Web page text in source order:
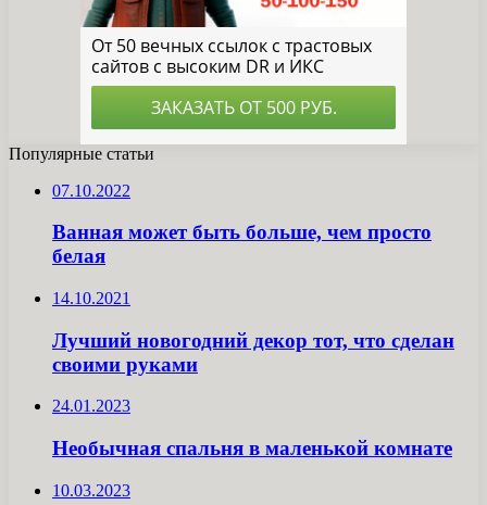
Популярные статьи
07.10.2022
Ванная может быть больше, чем просто
белая
14.10.2021
Лучший новогодний декор тот, что сделан
своими руками
24.01.2023
Необычная спальня в маленькой комнате
10.03.2023